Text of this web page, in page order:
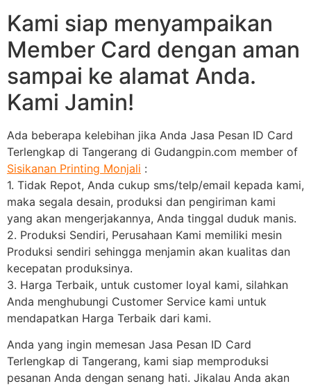
Kami siap menyampaikan
Member Card dengan aman
sampai ke alamat Anda.
Kami Jamin!
Ada beberapa kelebihan jika Anda Jasa Pesan ID Card
Terlengkap di Tangerang di Gudangpin.com member of
Sisikanan Printing Monjali :
1. Tidak Repot, Anda cukup sms/telp/email kepada kami,
maka segala desain, produksi dan pengiriman kami
yang akan mengerjakannya, Anda tinggal duduk manis.
2. Produksi Sendiri, Perusahaan Kami memiliki mesin
Produksi sendiri sehingga menjamin akan kualitas dan
kecepatan produksinya.
3. Harga Terbaik, untuk customer loyal kami, silahkan
Anda menghubungi Customer Service kami untuk
mendapatkan Harga Terbaik dari kami.
Anda yang ingin memesan Jasa Pesan ID Card
Terlengkap di Tangerang, kami siap memproduksi
pesanan Anda dengan senang hati. Jikalau Anda akan